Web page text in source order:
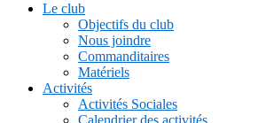
Le club
Objectifs du club
Nous joindre
Commanditaires
Matériels
Activités
Activités Sociales
Calendrier des activités